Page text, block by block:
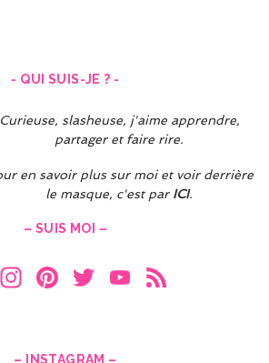
- QUI SUIS-JE ? -
Curieuse, slasheuse, j'aime apprendre,
partager et faire rire.
en savoir plus sur moi et voir derrière
le masque, c'est par ICI.
– SUIS MOI –
F
In Pi T
Y
– INSTAGRAM –